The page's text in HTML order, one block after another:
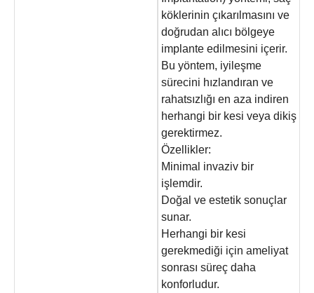
köklerinin çıkarılmasını ve
doğrudan alıcı bölgeye
implante edilmesini içerir.
Bu yöntem, iyileşme
sürecini hızlandıran ve
rahatsızlığı en aza indiren
herhangi bir kesi veya dikiş
gerektirmez.
Özellikler:
Minimal invaziv bir
işlemdir.
Doğal ve estetik sonuçlar
sunar.
Herhangi bir kesi
gerekmediği için ameliyat
sonrası süreç daha
konforludur.